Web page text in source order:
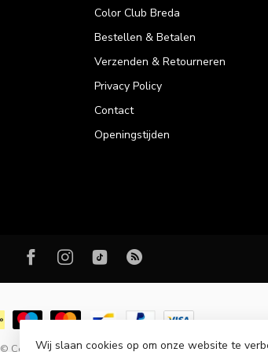
Color Club Breda
Bestellen & Betalen
Verzenden & Retourneren
Privacy Policy
Contact
Openingstijden
© Copyright 2026 Color Club Breda
Wij slaan cookies op om onze website te